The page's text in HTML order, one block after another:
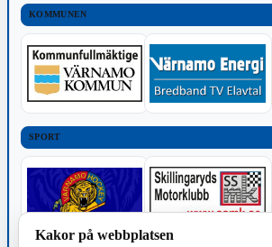
KOMMUNEN
SPORT
Kakor på webbplatsen